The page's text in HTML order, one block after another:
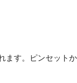
ます。ピンセットか